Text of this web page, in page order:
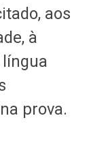
aos
à
prova.